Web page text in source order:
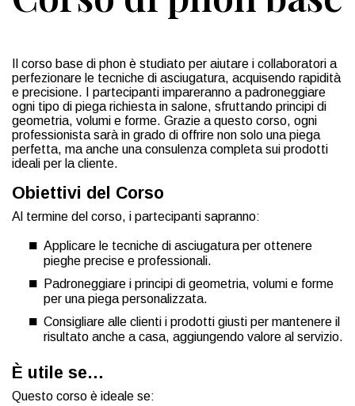
Il corso base di phon è studiato per aiutare i collaboratori a
perfezionare le tecniche di asciugatura, acquisendo rapidità
e precisione. I partecipanti impareranno a padroneggiare
ogni tipo di piega richiesta in salone, sfruttando principi di
geometria, volumi e forme. Grazie a questo corso, ogni
professionista sarà in grado di offrire non solo una piega
perfetta, ma anche una consulenza completa sui prodotti
ideali per la cliente.
Obiettivi del Corso
Al termine del corso, i partecipanti sapranno:
Applicare le tecniche di asciugatura per ottenere
pieghe precise e professionali.
Padroneggiare i principi di geometria, volumi e forme
per una piega personalizzata.
Consigliare alle clienti i prodotti giusti per mantenere il
risultato anche a casa, aggiungendo valore al servizio.
È utile se…
Questo corso è ideale se: